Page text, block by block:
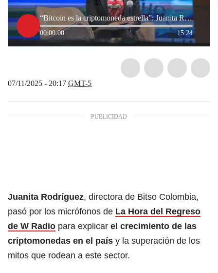
“Bitcoin es la criptomoneda estrella”: Juanita Rodríguez, directora de Bitso
00:00:00 15:24
07/11/2025 - 20:17 GMT-5
Juanita Rodríguez, directora de Bitso Colombia,
pasó por los micrófonos de La Hora del Regreso
de W Radio para explicar el crecimiento de las
criptomonedas en el país y la superación de los
mitos que rodean a este sector.